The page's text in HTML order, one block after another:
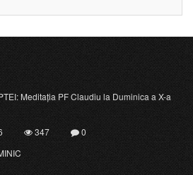
Meditația PF Claudiu la Duminica a X-a
347
0